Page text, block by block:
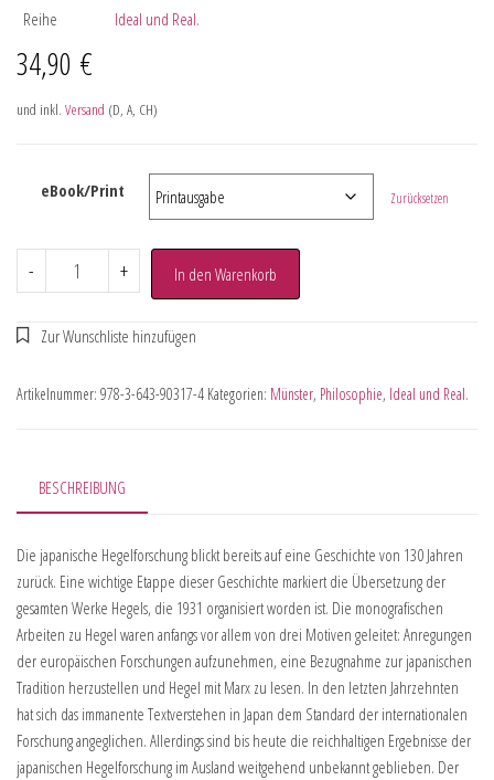
Reihe
Ideal und Real.
34,90 €
und inkl. Versand (D, A, CH)
eBook/Print Zurücksetzen
- + In den Warenkorb
Artikelnummer: 978-3-643-90317-4 Kategorien: Münster, Philosophie, Ideal und Real.
BESCHREIBUNG
Die japanische Hegelforschung blickt bereits auf eine Geschichte von 130 Jahren
zurück. Eine wichtige Etappe dieser Geschichte markiert die Übersetzung der
gesamten Werke Hegels, die 1931 organisiert worden ist. Die monografischen
Arbeiten zu Hegel waren anfangs vor allem von drei Motiven geleitet: Anregungen
der europäischen Forschungen aufzunehmen, eine Bezugnahme zur japanischen
Tradition herzustellen und Hegel mit Marx zu lesen. In den letzten Jahrzehnten
hat sich das immanente Textverstehen in Japan dem Standard der internationalen
Forschung angeglichen. Allerdings sind bis heute die reichhaltigen Ergebnisse der
japanischen Hegelforschung im Ausland weitgehend unbekannt geblieben. Der